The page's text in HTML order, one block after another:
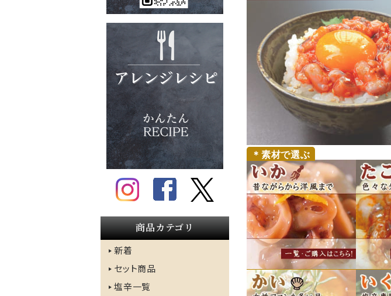
＊素材で選ぶ
商品カテゴリ
新着
セット商品
塩辛一覧